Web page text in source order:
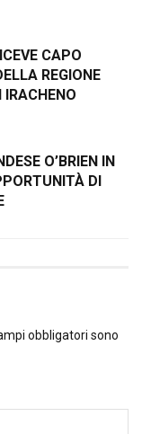
CAPO
REGIONE
O’BRIEN IN
DI
obbligatori sono